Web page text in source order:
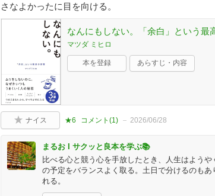
さなよかったに目を向ける。
なんにもしない。「余白」という最
マツダ ミヒロ
本を登録 あらすじ・内容
ナイス ★6 コメント(1 ) 2026/06/28
まるお I サクッと良本を学ぶ📚
比べる心と競う心を手放したとき、人生はよう
の予定をバランスよく取る。土日で分けるのも
れる。